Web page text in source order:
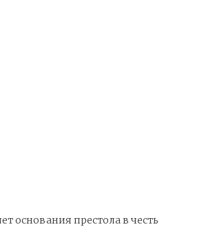
основания престола в честь